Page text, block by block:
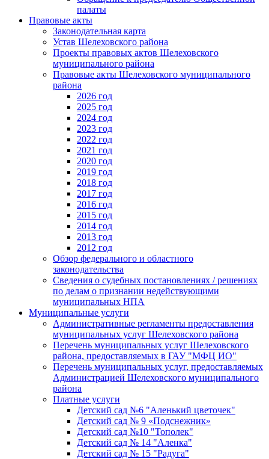
палаты
Правовые акты
Законодательная карта
Устав Шелеховского района
Проекты правовых актов Шелеховского
муниципального района
Правовые акты Шелеховского муниципального
района
2026 год
2025 год
2024 год
2023 год
2022 год
2021 год
2020 год
2019 год
2018 год
2017 год
2016 год
2015 год
2014 год
2013 год
2012 год
Обзор федерального и областного
законодательства
Сведения о судебных постановлениях / решениях
по делам о признании недействующими
муниципальных НПА
Муниципальные услуги
Административные регламенты предоставления
муниципальных услуг Шелеховского района
Перечень муниципальных услуг Шелеховского
района, предоставляемых в ГАУ "МФЦ ИО"
Перечень муниципальных услуг, предоставляемых
Администрацией Шелеховского муниципального
района
Платные услуги
Детский сад №6 "Аленький цветочек"
Детский сад № 9 «Подснежник»
Детский сад №10 "Тополек"
Детский сад № 14 "Аленка"
Детский сад № 15 "Радуга"